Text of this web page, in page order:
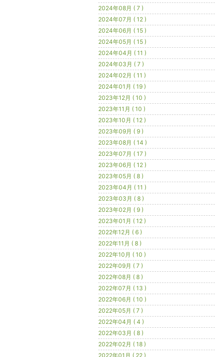
2024年08月 ( 7 )
2024年07月 ( 12 )
2024年06月 ( 15 )
2024年05月 ( 15 )
2024年04月 ( 11 )
2024年03月 ( 7 )
2024年02月 ( 11 )
2024年01月 ( 19 )
2023年12月 ( 10 )
2023年11月 ( 10 )
2023年10月 ( 12 )
2023年09月 ( 9 )
2023年08月 ( 14 )
2023年07月 ( 17 )
2023年06月 ( 12 )
2023年05月 ( 8 )
2023年04月 ( 11 )
2023年03月 ( 8 )
2023年02月 ( 9 )
2023年01月 ( 12 )
2022年12月 ( 6 )
2022年11月 ( 8 )
2022年10月 ( 10 )
2022年09月 ( 7 )
2022年08月 ( 8 )
2022年07月 ( 13 )
2022年06月 ( 10 )
2022年05月 ( 7 )
2022年04月 ( 4 )
2022年03月 ( 8 )
2022年02月 ( 18 )
2022年01月 ( 22 )